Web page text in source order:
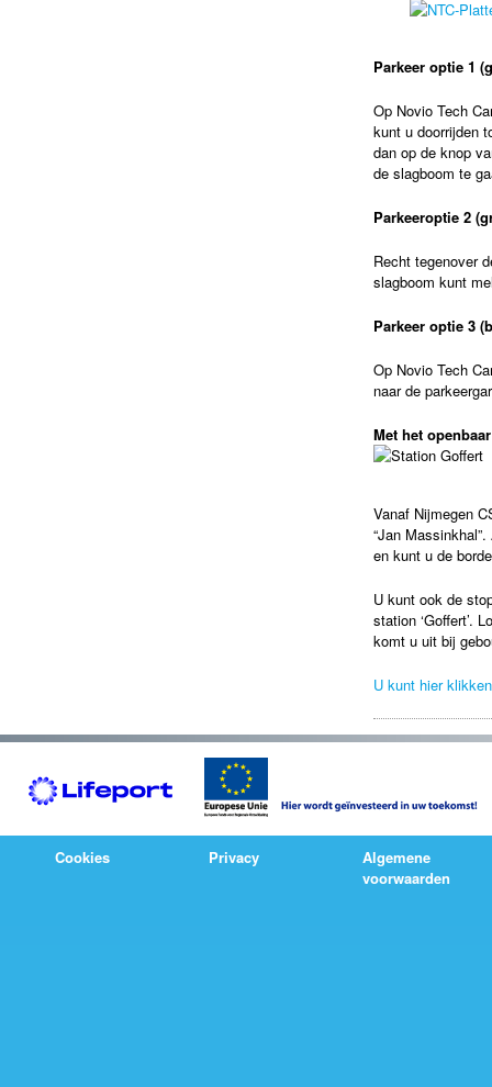
Parkeer optie 1
Op Novio Tech
kunt u doorrijden
dan op de knop
de slagboom te
Parkeeroptie 2
Recht tegenover
slagboom kunt
Parkeer optie 3
Op Novio Tech
naar de
Met het
Vanaf Nijmegen
“Jan
en kunt u de
U kunt ook de
station ‘Goffert’.
komt u uit bij
U kunt hier
Cookies Privacy
Algemene
voorwaarden